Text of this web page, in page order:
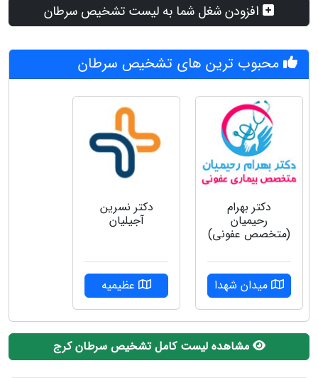
افزودن شغل شما به لیست تشخیص سرطان
محبوب ترین های تشخیص سرطان
دکتر بهرام
رحیمیان
(متخصص عفونی)
میدان شهدا
دکتر نسرین
آجیلیان
عظیمیه
مشاهده لیست کامل تشخیص سرطان کرج